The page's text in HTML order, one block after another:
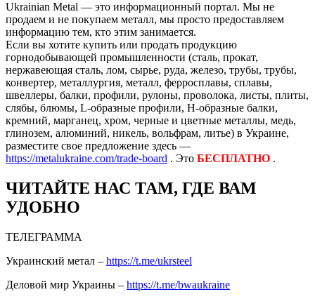
Ukrainian Metal — это информационный портал. Мы не
продаем и не покупаем металл, мы просто предоставляем
информацию тем, кто этим занимается.
Если вы хотите купить или продать продукцию
горнодобывающей промышленности (сталь, прокат,
нержавеющая сталь, лом, сырье, руда, железо, трубы, трубы,
конвертер, металлургия, металл, ферросплавы, сплавы,
швеллеры, балки, профили, рулоны, проволока, листы, плиты,
слябы, блюмы, L-образные профили, H-образные балки,
кремний, марганец, хром, черные и цветные металлы, медь,
глинозем, алюминий, никель, вольфрам, литье) в Украине,
разместите свое предложение здесь —
https://metalukraine.com/trade-board . Это БЕСПЛАТНО .
ЧИТАЙТЕ НАС ТАМ, ГДЕ ВАМ
УДОБНО
ТЕЛЕГРАММА
Украинский метал – https://t.me/ukrsteel
Деловой мир Украины – https://t.me/bwaukraine